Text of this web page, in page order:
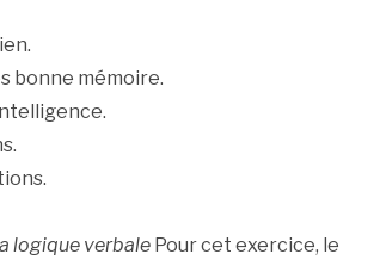
bonne mémoire.
logique verbalePour cet exercice, le